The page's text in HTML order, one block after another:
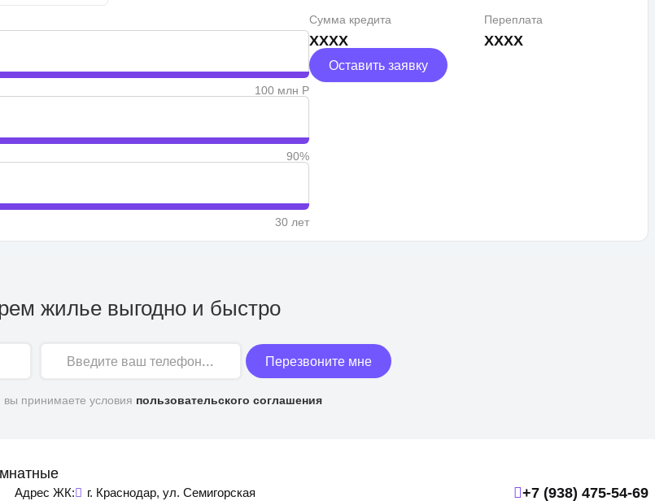
100 млн Р
90%
30 лет
Сумма кредита
XXXX
Переплата
XXXX
Оставить заявку
жилье выгодно и быстро
Перезвоните мне
принимаете условия пользовательского соглашения
Адрес ЖК: г. Краснодар, ул. Семигорская +7 (938) 475-54-69